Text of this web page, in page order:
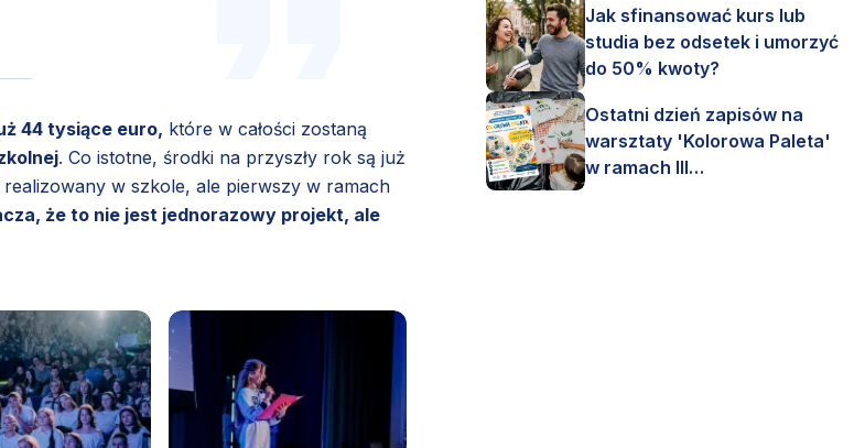
44 tysiące euro, które w całości zostaną
. Co istotne, środki na przyszły rok są już
w szkole, ale pierwszy w ramach
że to nie jest jednorazowy projekt, ale
Jak sfinansować kurs lub
studia bez odsetek i umorzyć
do 50% kwoty?
Ostatni dzień zapisów na
warsztaty 'Kolorowa Paleta'
w ramach III